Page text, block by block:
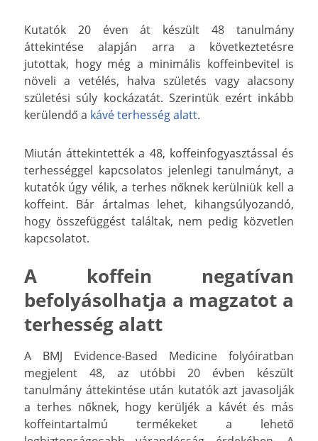
Kutatók 20 éven át készült 48 tanulmány
áttekintése alapján arra a következtetésre
jutottak, hogy még a minimális koffeinbevitel is
növeli a vetélés, halva születés vagy alacsony
születési súly kockázatát. Szerintük ezért inkább
kerülendő a kávé terhesség alatt.
Miután áttekintették a 48, koffeinfogyasztással és
terhességgel kapcsolatos jelenlegi tanulmányt, a
kutatók úgy vélik, a terhes nőknek kerülniük kell a
koffeint. Bár ártalmas lehet, kihangsúlyozandó,
hogy összefüggést találtak, nem pedig közvetlen
kapcsolatot.
A koffein negatívan
befolyásolhatja a magzatot a
terhesség alatt
A BMJ Evidence-Based Medicine folyóiratban
megjelent 48, az utóbbi 20 évben készült
tanulmány áttekintése után kutatók azt javasolják
a terhes nőknek, hogy kerüljék a kávét és más
koffeintartalmú termékeket a lehető